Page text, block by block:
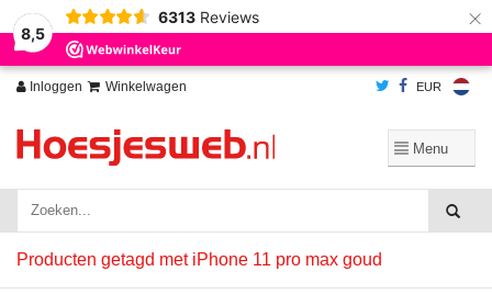
8,5
6313 Reviews ×
Inloggen Winkelwagen EUR
Producten getagd met iPhone 11 pro max goud
Wij slaan cookies op om onze website te verbeteren. Is dat akkoord?
Ja
Nee